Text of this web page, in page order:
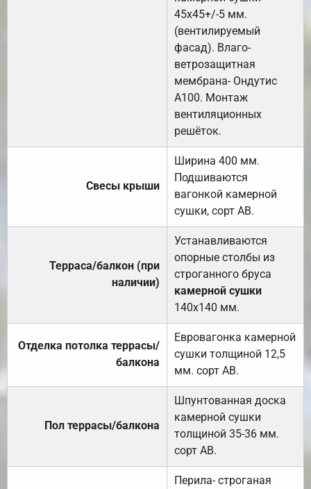
45х45+/-5 мм.
(вентилируемый
фасад). Влаго-
ветрозащитная
мембрана- Ондутис
А100. Монтаж
вентиляционных
решёток.
Свесы крыши
Ширина 400 мм.
Подшиваются
вагонкой камерной
сушки, сорт АВ.
Терраса/балкон (при
наличии)
Устанавливаются
опорные столбы из
строганного бруса
камерной сушки
140х140 мм.
Отделка потолка террасы/
балкона
Евровагонка камерной
сушки толщиной 12,5
мм. сорт АВ.
Пол террасы/балкона
Шпунтованная доска
камерной сушки
толщиной 35-36 мм.
сорт АВ.
Перила- строганая